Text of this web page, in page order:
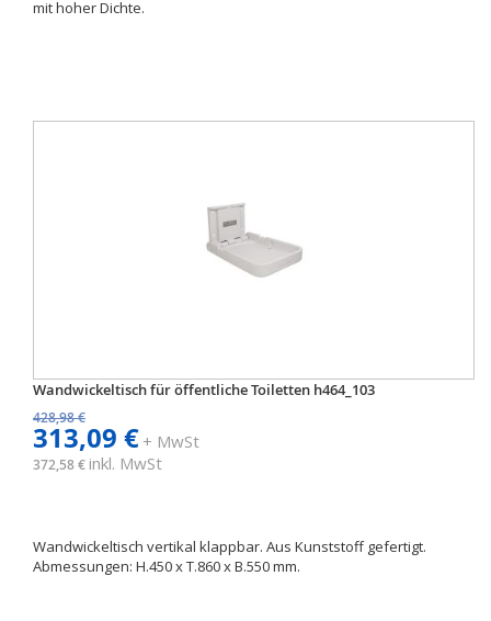
mit hoher Dichte.
Wandwickeltisch für öffentliche Toiletten h464_103
428,98 €
313,09 €+ MwSt
372,58 € inkl. MwSt
Wandwickeltisch vertikal klappbar. Aus Kunststoff gefertigt.
Abmessungen: H.450 x T.860 x B.550 mm.